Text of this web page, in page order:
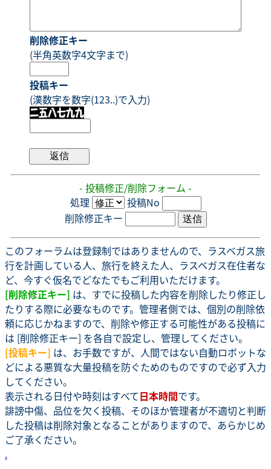
削除修正キー
(半角英数字4文字まで)
投稿キー
(漢数字を数字(123..)で入力)
- 投稿修正/削除フォーム -
処理
投稿No
削除修正キー
このフォーラムは登録制ではありませんので、ラスベガス旅
行を計画している人、旅行を終えた人、ラスベガス在住者な
ど、今すぐ仮名でどなたでもご利用いただけます。
[削除修正キー] は、すでに投稿した内容を削除したり修正し
たりする際に必要なものです。管理者側では、個別の削除依
頼に応じかねますので、削除や修正する可能性がある投稿に
は [削除修正キー] を各自で設定し、管理してください。
[投稿キー] は、お手数ですが、人間ではない自動ロボットな
どによる悪質な大量投稿を防ぐためのものですので必ず入力
してください。
表示される日付や時刻はすべて日本時間です。
誹謗中傷、品位を欠く投稿、そのほか管理者が不適切と判断
した投稿は削除対象となることがありますので、あらかじめ
ご了承ください。
.